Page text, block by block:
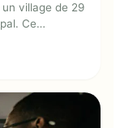
village de 29
Ce
aux